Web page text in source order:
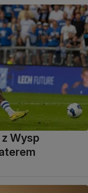
Wysp